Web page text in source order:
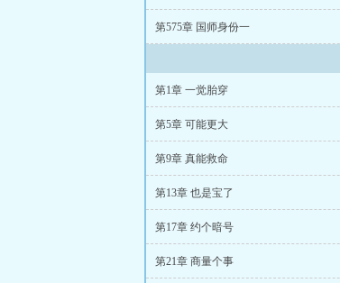
第575章 国师身份一
第1章 一觉胎穿
第5章 可能更大
第9章 真能救命
第13章 也是宝了
第17章 约个暗号
第21章 商量个事